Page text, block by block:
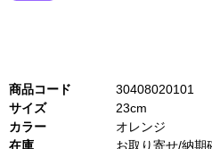
商品コード
30408020101
サイズ
23cm
カラー
オレンジ
在庫
お取り寄せ/納期